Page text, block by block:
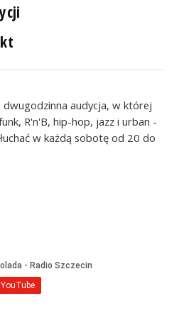
dwugodzinna audycja, w której
R'n'B, hip-hop, jazz i urban -
w każdą sobotę od 20 do